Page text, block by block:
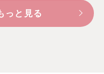
っと見る